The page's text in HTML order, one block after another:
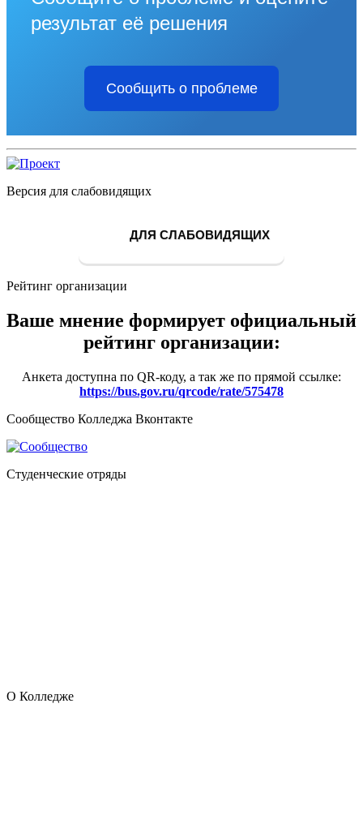
результат её решения
Сообщить о проблеме
Версия для слабовидящих
ДЛЯ СЛАБОВИДЯЩИХ
Рейтинг организации
Ваше мнение формирует официальный
рейтинг организации:
Анкета доступна по QR-коду, а так же по прямой ссылке:
https://bus.gov.ru/qrcode/rate/575478
Сообщество Колледжа Вконтакте
Студенческие отряды
О Колледже